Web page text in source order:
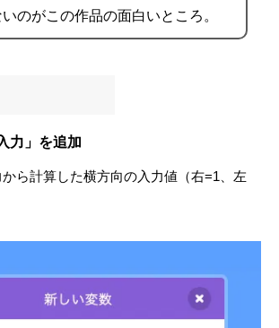
のがこの作品の面白いところ。
力」を追加
ら計算した横方向の入力値（右=1、左